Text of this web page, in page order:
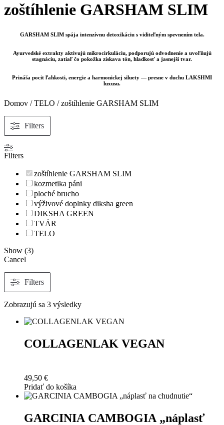
zoštíhlenie GARSHAM SLIM
GARSHAM SLIM spája intenzívnu detoxikáciu s viditeľným spevnením tela.
Ayurvedské extrakty aktivujú mikrocirkuláciu, podporujú odvodnenie a uvoľňujú
stagnáciu, zatiaľ čo pokožka získava tón, hladkosť a jasnejší tvar.
Prináša pocit ľahkosti, energie a harmonickej siluety — presne v duchu LAKSHMI
luxusu.
Domov /TELO / zoštíhlenie GARSHAM SLIM
Filters
Filters
zoštíhlenie GARSHAM SLIM
kozmetika páni
ploché brucho
výživové doplnky diksha green
DIKSHA GREEN
TVÁR
TELO
Show (3)
Cancel
Filters
Zobrazujú sa 3 výsledkyZoradené
najnovších
COLLAGENLAK VEGAN
49,50 €
Pridať do košíka
GARCINIA CAMBOGIA „náplasť